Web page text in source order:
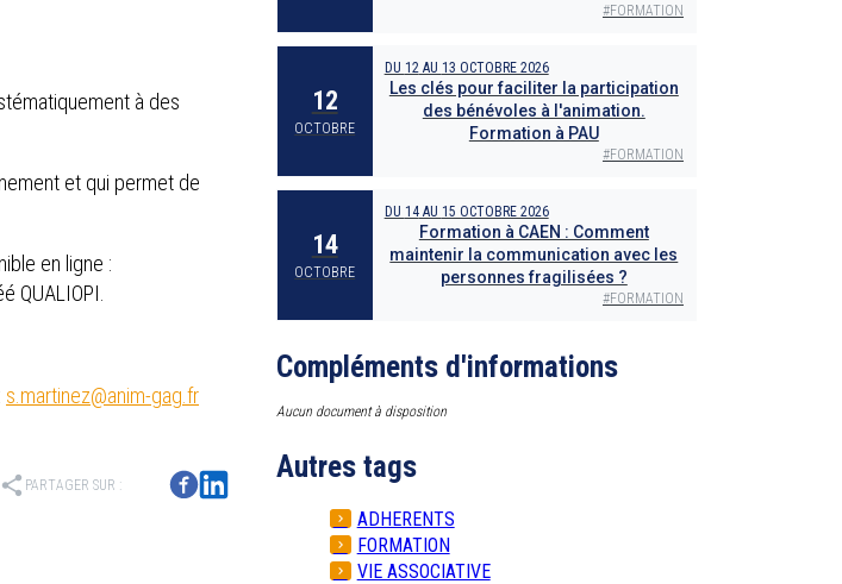
à des
et qui permet de
en ligne :
QUALIOPI.
s.martinez@anim-gag.fr
share PARTAGER SUR :
#FORMATION
12
OCTOBRE
DU 12 AU 13 OCTOBRE 2026
Les clés pour faciliter la participation
des bénévoles à l'animation.
Formation à PAU
#FORMATION
14
OCTOBRE
DU 14AU 15 OCTOBRE 2026
Formation à CAEN : Comment
maintenir la communication avec les
personnes fragilisées ?
#FORMATION
Compléments d'informations
Aucun document à disposition
Autres tags
ADHERENTS
FORMATION
VIE ASSOCIATIVE